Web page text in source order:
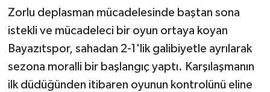
Zorlu deplasman mücadelesinde baştan sona
istekli ve mücadeleci bir oyun ortaya koyan
Bayazıtspor, sahadan 2-1'lik galibiyetle ayrılarak
sezona moralli bir başlangıç yaptı. Karşılaşmanın
ilk düdüğünden itibaren oyunun kontrolünü eline